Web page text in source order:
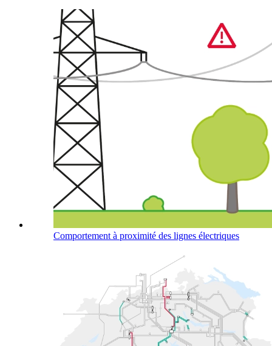
Comportement à proximité des lignes électriques